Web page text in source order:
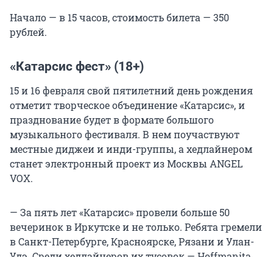
Начало — в 15 часов, стоимость билета — 350
рублей.
«Катарсис фест» (18+)
15 и 16 февраля свой пятилетний день рождения
отметит творческое объединение «Катарсис», и
празднование будет в формате большого
музыкального фестиваля. В нем поучаствуют
местные диджеи и инди-группы, а хедлайнером
станет электронный проект из Москвы ANGEL
VOX.
— За пять лет «Катарсис» провели больше 50
вечеринок в Иркутске и не только. Ребята гремели
в Санкт-Петербурге, Красноярске, Рязани и Улан-